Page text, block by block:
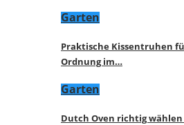
Garten
Praktische Kissentruhen
Ordnung im…
Garten
Dutch Oven richtig